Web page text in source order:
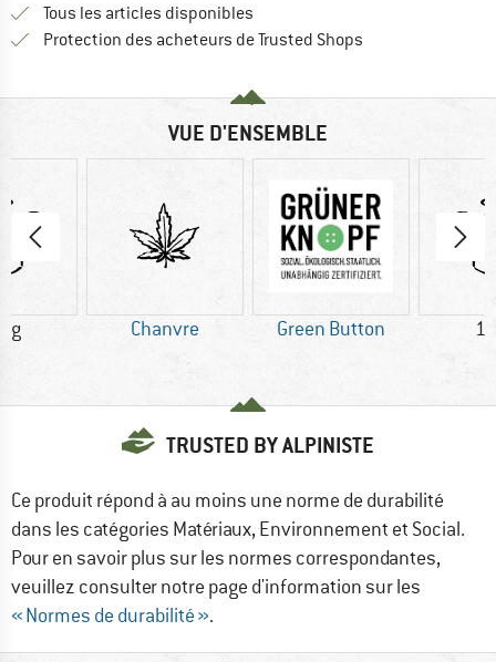
Tous les articles disponibles
Protection des acheteurs de Trusted Shops
VUE D'ENSEMBLE
g Chanvre Green Button
TRUSTED BY ALPINISTE
Ce produit répond à au moins une norme de durabilité
dans les catégories Matériaux, Environnement et Social.
Pour en savoir plus sur les normes correspondantes,
veuillez consulter notre page d'information sur les
« Normes de durabilité ».